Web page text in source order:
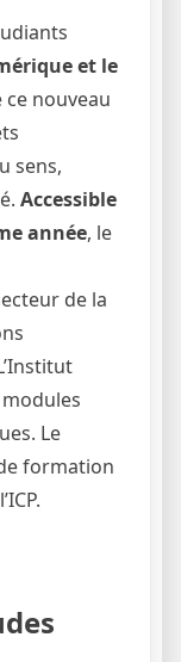
et le
ce nouveau
sens,
Accessible
année, le
de la
Le
formation